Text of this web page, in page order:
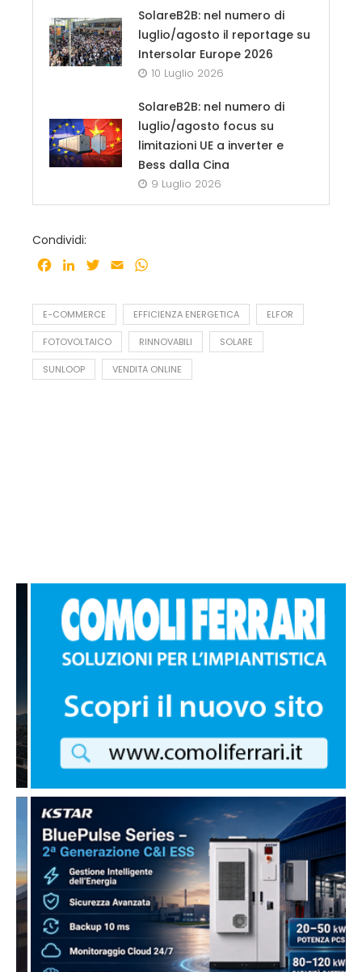
SolareB2B: nel numero di
luglio/agosto il reportage su
Intersolar Europe 2026
10 Luglio 2026
SolareB2B: nel numero di
luglio/agosto focus su
limitazioni UE a inverter e
Bess dalla Cina
9 Luglio 2026
Condividi:
Facebook
LinkedInTwitter
Email
E-COMMERCE EFFICIENZA ENERGETICA ELFOR
FOTOVOLTAICO RINNOVABILI SOLARE
SUNLOOP VENDITA ONLINE